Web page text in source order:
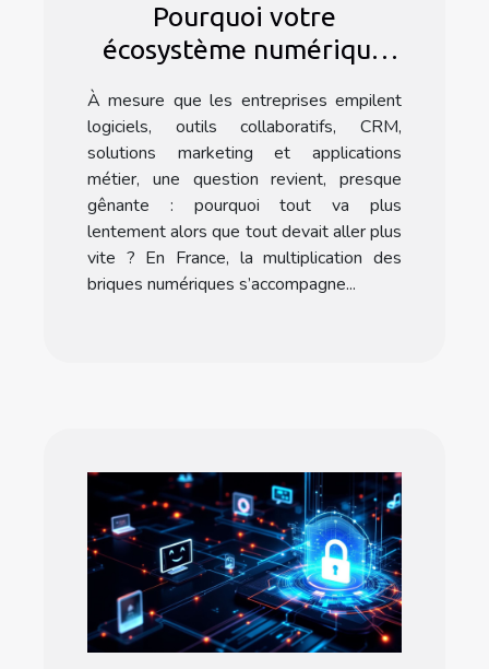
Pourquoi votre
écosystème numérique
progression
À mesure que les entreprises empilent
logiciels, outils collaboratifs, CRM,
solutions marketing et applications
métier, une question revient, presque
gênante : pourquoi tout va plus
lentement alors que tout devait aller plus
vite ? En France, la multiplication des
briques numériques s’accompagne...